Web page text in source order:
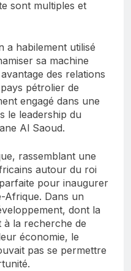
sont multiples et
a habilement utilisé
sa machine
des relations
pétrolier de
engagé dans une
le leadership du
Al Saoud.
rassemblant une
autour du roi
pour inaugurer
Afrique. Dans un
dont la
à la recherche de
économie, le
pas se permettre